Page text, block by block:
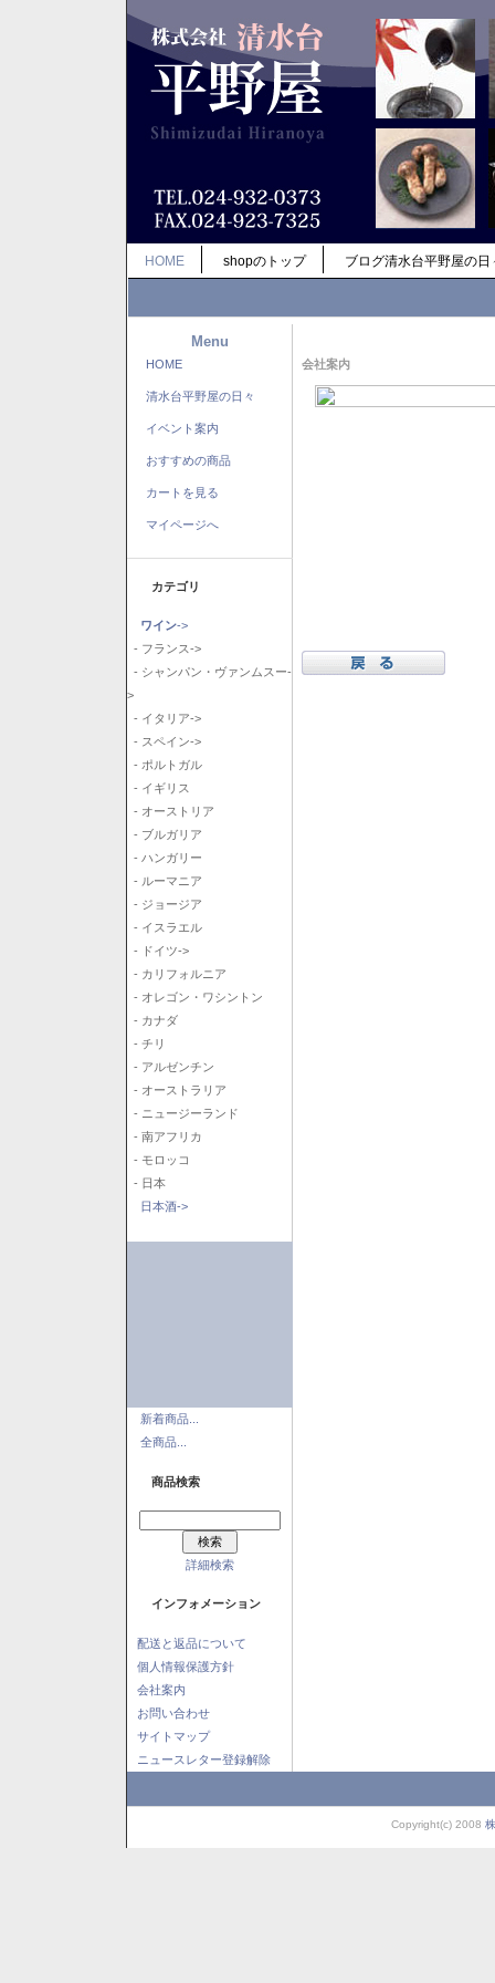
HOME shopのトップ ブログ清水台平野屋の日
Menu
HOME
清水台平野屋の日々
イベント案内
おすすめの商品
カートを見る
マイページへ
カテゴリ
ワイン->
- フランス->
- シャンパン・ヴァンムスー-
>
- イタリア->
- スペイン->
- ポルトガル
- イギリス
- オーストリア
- ブルガリア
- ハンガリー
- ルーマニア
- ジョージア
- イスラエル
- ドイツ->
- カリフォルニア
- オレゴン・ワシントン
- カナダ
- チリ
- アルゼンチン
- オーストラリア
- ニュージーランド
- 南アフリカ
- モロッコ
- 日本
日本酒->
新着商品...
全商品...
商品検索
詳細検索
インフォメーション
配送と返品について
個人情報保護方針
会社案内
お問い合わせ
サイトマップ
ニュースレター登録解除
会社案内
Copyright(c) 2008